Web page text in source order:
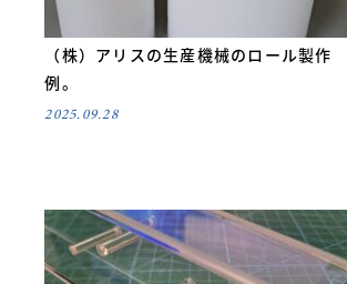
（株）アリスの生産機械のロール製作
例。
2025.09.28